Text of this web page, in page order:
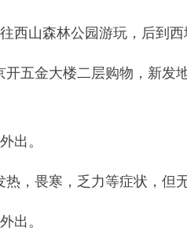
山森林公园游玩，后到西
金大楼二层购物，新发
。
畏寒，乏力等症状，但无
。